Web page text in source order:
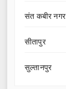
संत कबीर नगर
सीतापुर
सुल्तानपुर